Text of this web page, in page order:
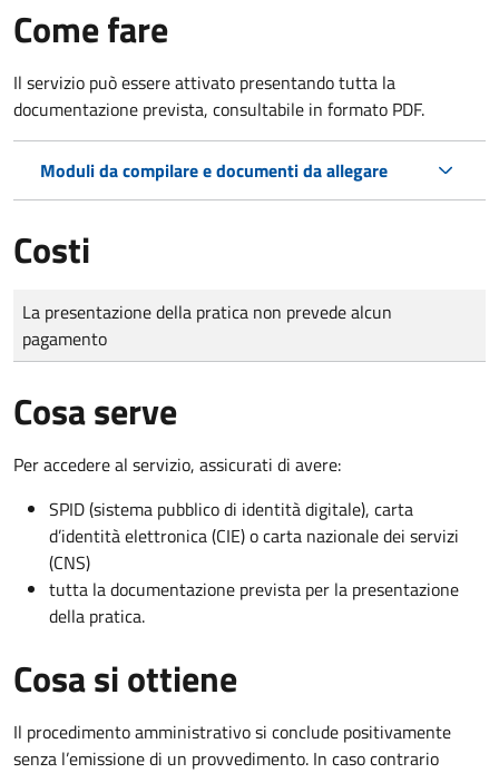
Come fare
Il servizio può essere attivato presentando tutta la
documentazione prevista, consultabile in formato PDF.
Moduli da compilare e documenti da allegare
Costi
Tipo di pagamento
Importo
La presentazione della pratica non prevede alcun
pagamento
Cosa serve
Per accedere al servizio, assicurati di avere:
SPID (sistema pubblico di identità digitale), carta
d’identità elettronica (CIE) o carta nazionale dei servizi
(CNS)
tutta la documentazione prevista per la presentazione
della pratica.
Cosa si ottiene
Il procedimento amministrativo si conclude positivamente
senza l’emissione di un provvedimento. In caso contrario